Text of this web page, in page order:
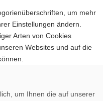
um mehr
Einstellungen ändern.
Arten von Cookies
Websites und auf die
um Ihnen die auf unserer